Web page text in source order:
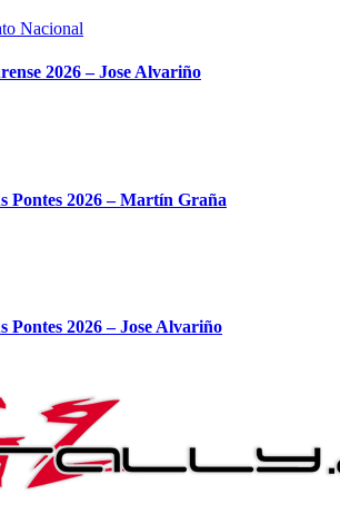
Nacional
2026 – Jose Alvariño
Pontes 2026 – Martín Graña
Pontes 2026 – Jose Alvariño